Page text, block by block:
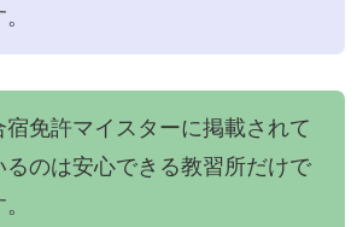
宿免許マイスターに掲載されて
るのは安心できる教習所だけで